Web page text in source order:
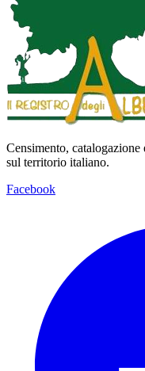
Censimento,
sul territorio italiano.
Facebook